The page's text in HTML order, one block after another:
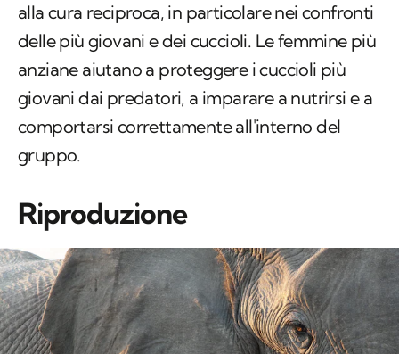
alla cura reciproca, in particolare nei confronti
delle più giovani e dei cuccioli. Le femmine più
anziane aiutano a proteggere i cuccioli più
giovani dai predatori, a imparare a nutrirsi e a
comportarsi correttamente all'interno del
gruppo.
Riproduzione